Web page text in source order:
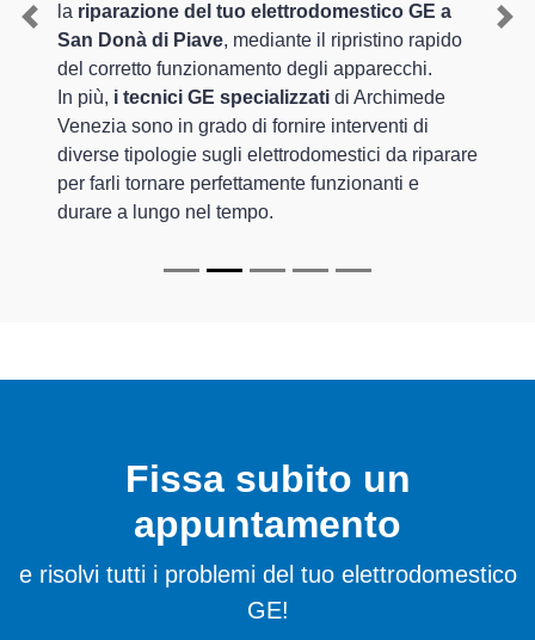
la riparazione del tuo elettrodomestico GE a
San Donà di Piave, mediante il ripristino rapido
del corretto funzionamento degli apparecchi.
In più, i tecnici GE specializzati di Archimede
Venezia sono in grado di fornire interventi di
diverse tipologie sugli elettrodomestici da riparare
per farli tornare perfettamente funzionanti e
durare a lungo nel tempo.
Previous
Fissa subito un
appuntamento
e risolvi tutti i problemi del tuo elettrodomestico
GE!